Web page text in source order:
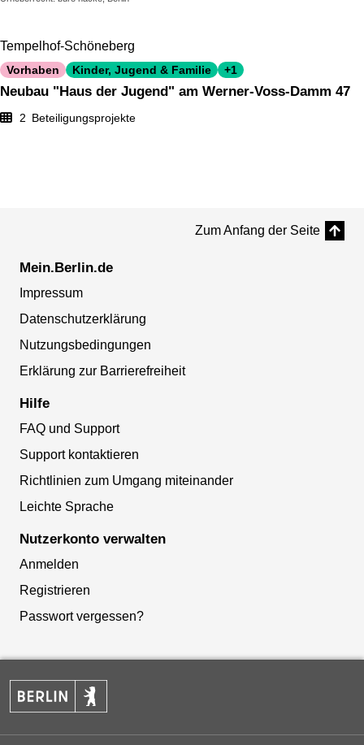
Tempelhof-Schöneberg
Vorhaben Kinder, Jugend & Familie +1
Neubau "Haus der Jugend" am Werner-Voss-Damm 47
2 Beteiligungsprojekte
Zum Anfang der Seite
Mein.Berlin.de
Impressum
Datenschutzerklärung
Nutzungsbedingungen
Erklärung zur Barrierefreiheit
Hilfe
FAQ und Support
Support kontaktieren
Richtlinien zum Umgang miteinander
Leichte Sprache
Nutzerkonto verwalten
Anmelden
Registrieren
Passwort vergessen?